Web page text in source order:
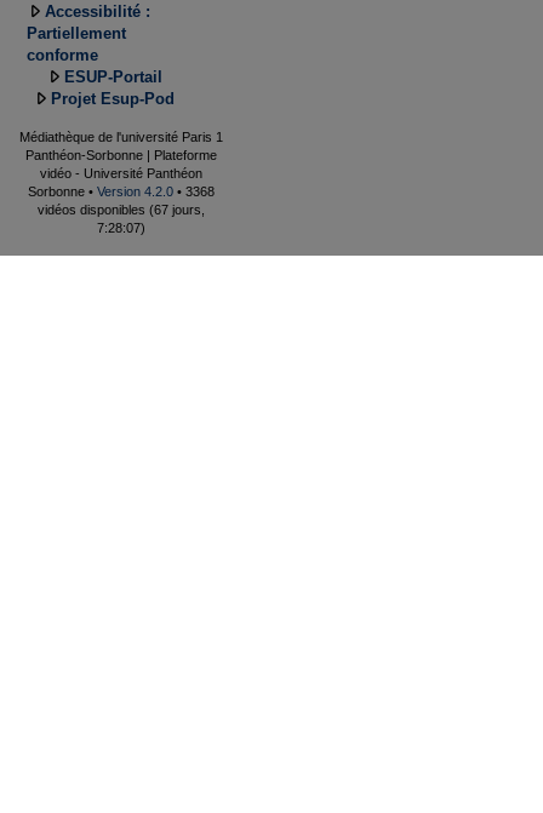
Accessibilité :
Partiellement
conforme
ESUP-Portail
Projet Esup-Pod
Médiathèque de l'université Paris 1
Panthéon-Sorbonne | Plateforme
vidéo - Université Panthéon
Sorbonne • Version 4.2.0 • 3368
vidéos disponibles (67 jours,
7:28:07)